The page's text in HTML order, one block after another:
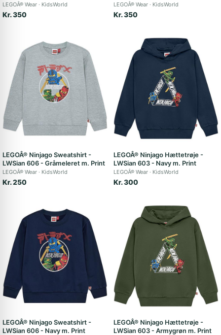
LEGOÂ® Wear KidsWorld
Kr. 350
LEGOÂ® Wear KidsWorld
Kr. 350
LEGOÂ® Ninjago Sweatshirt -
LWSian 606 - Gråmeleret m. Print
LEGOÂ® Wear KidsWorld
Kr. 250
LEGOÂ® Ninjago Hættetrøje -
LWSian 603 - Navy m. Print
LEGOÂ® Wear KidsWorld
Kr. 300
LEGOÂ® Ninjago Sweatshirt -
LWSian 606 - Navy m. Print
LEGOÂ® Ninjago Hættetrøje -
LWSian 603 - Armygrøn m. Print